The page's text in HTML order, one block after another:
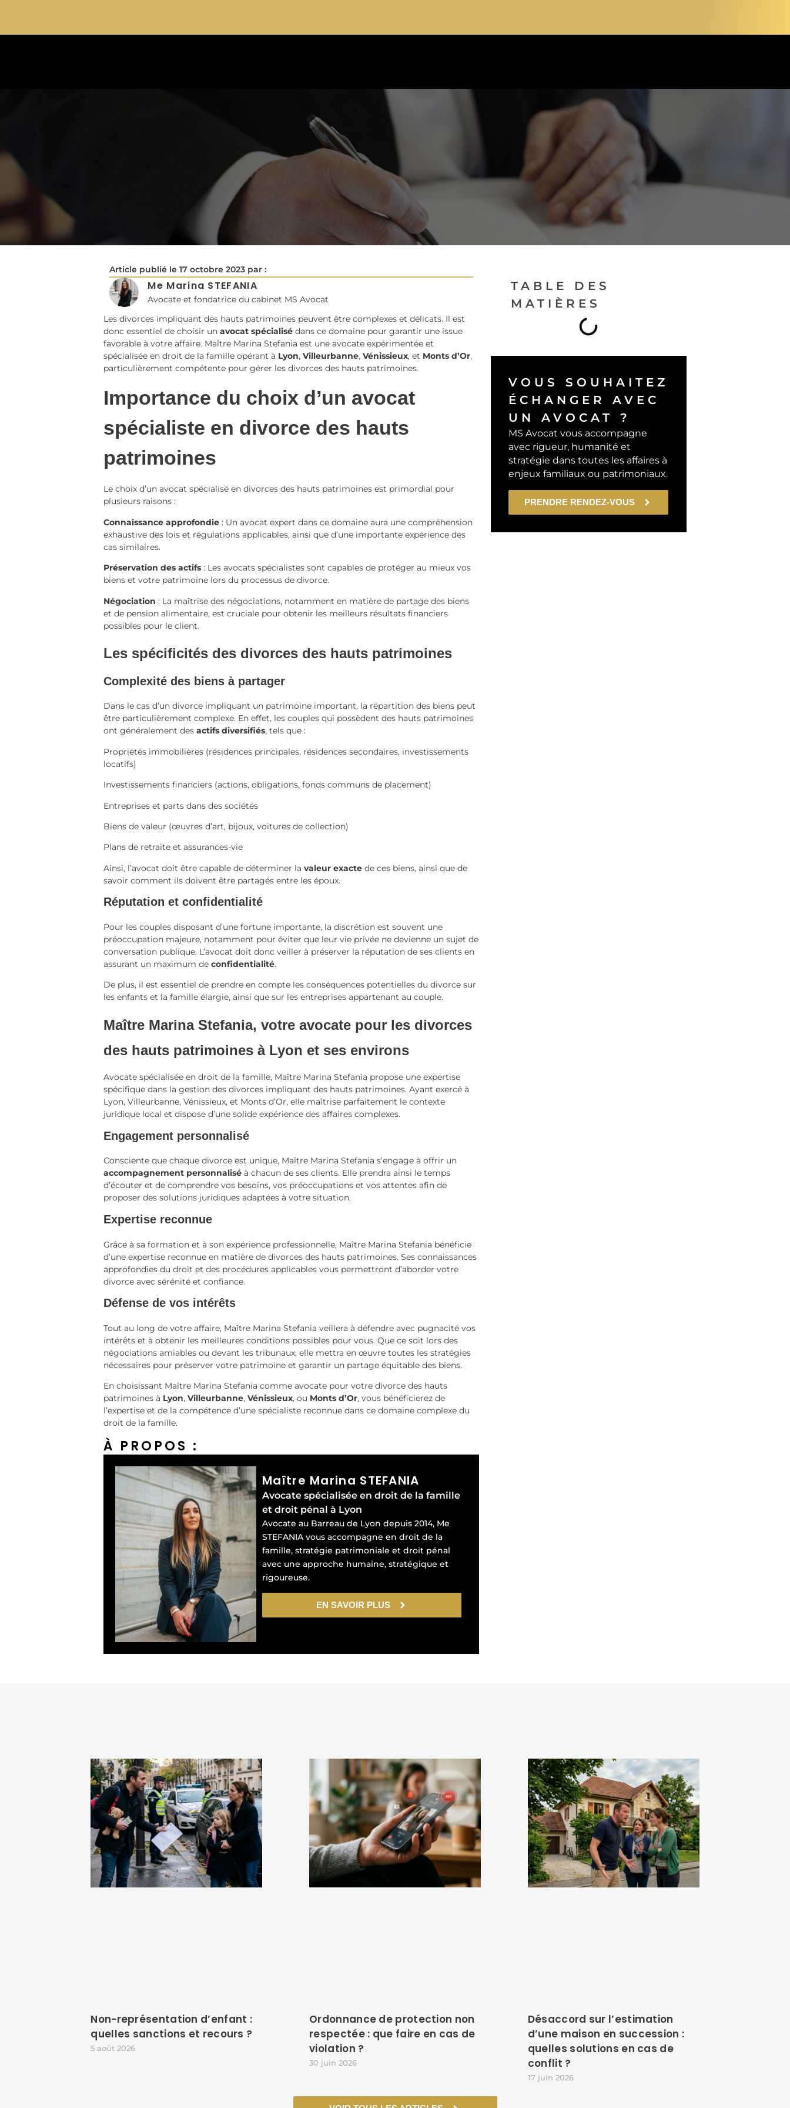
Article publié le 17 octobre 2023 par :
Me Marina STEFANIA
Avocate et fondatrice du cabinet MS Avocat
Les divorces impliquant des hauts patrimoines peuvent être complexes et délicats. Il est
donc essentiel de choisir unavocat spécialisé dans ce domaine pour garantir une issue
favorable à votre affaire. Maître Marina Stefania est une avocate expérimentée et
spécialisée en droit de la famille opérant à Lyon,Villeurbanne,Vénissieux, et Monts d’Or,
particulièrement compétente pour gérer les divorces des hauts patrimoines.
Importance du choix d’un avocat
spécialiste en divorce des hauts
patrimoines
Le choix d’un avocat spécialisé en divorces des hauts patrimoines est primordial pour
plusieurs raisons :
Connaissance approfondie : Un avocat expert dans ce domaine aura une compréhension
exhaustive des lois et régulations applicables, ainsi que d’une importante expérience des
cas similaires.
Préservation des actifs : Les avocats spécialistes sont capables de protéger au mieux vos
biens et votre patrimoine lors du processus de divorce.
Négociation : La maîtrise des négociations, notamment en matière de partage des biens
et de pension alimentaire, est cruciale pour obtenir les meilleurs résultats financiers
possibles pour le client.
Les spécificités des divorces des hauts patrimoines
Complexité des biens à partager
Dans le cas d’un divorce impliquant un patrimoine important, la répartition des biens peut
être particulièrement complexe. En effet, les couples qui possèdent des hauts patrimoines
ont généralement desactifs diversifiés, tels que :
Propriétés immobilières (résidences principales, résidences secondaires, investissements
locatifs)
Investissements financiers (actions, obligations, fonds communs de placement)
Entreprises et parts dans des sociétés
Biens de valeur (œuvres d’art, bijoux, voitures de collection)
Plans de retraite et assurances-vie
Ainsi, l’avocat doit être capable de déterminer lavaleur exacte de ces biens, ainsi que de
savoir comment ils doivent être partagés entre les époux.
Réputation et confidentialité
Pour les couples disposant d’une fortune importante, la discrétion est souvent une
préoccupation majeure, notamment pour éviter que leur vie privée ne devienne un sujet de
conversation publique. L’avocat doit donc veiller à préserver la réputation de ses clients en
assurant un maximum deconfidentialité.
De plus, il est essentiel de prendre en compte les conséquences potentielles du divorce sur
les enfants et la famille élargie, ainsi que sur les entreprises appartenant au couple.
Maître Marina Stefania, votre avocate pour les divorces
des hauts patrimoines à Lyon et ses environs
Avocate spécialisée en droit de la famille, Maître Marina Stefania propose une expertise
spécifique dans la gestion des divorces impliquant des hauts patrimoines. Ayant exercé à
Lyon, Villeurbanne, Vénissieux, et Monts d’Or, elle maîtrise parfaitement le contexte
juridique local et dispose d’une solide expérience des affaires complexes.
Engagement personnalisé
Consciente que chaque divorce est unique, Maître Marina Stefania s’engage à offrir un
accompagnement personnalisé à chacun de ses clients. Elle prendra ainsi le temps
d’écouter et de comprendre vos besoins, vos préoccupations et vos attentes afin de
proposer des solutions juridiques adaptées à votre situation.
Expertise reconnue
Grâce à sa formation et à son expérience professionnelle, Maître Marina Stefania bénéficie
d’une expertise reconnue en matière de divorces des hauts patrimoines. Ses connaissances
approfondies du droit et des procédures applicables vous permettront d’aborder votre
divorce avec sérénité et confiance.
Défense de vos intérêts
Tout au long de votre affaire, Maître Marina Stefania veillera à défendre avec pugnacité vos
intérêts et à obtenir les meilleures conditions possibles pour vous. Que ce soit lors des
négociations amiables ou devant les tribunaux, elle mettra en œuvre toutes les stratégies
nécessaires pour préserver votre patrimoine et garantir un partage équitable des biens.
En choisissant Maître Marina Stefania comme avocate pour votre divorce des hauts
patrimoines à Lyon,Villeurbanne,Vénissieux, ou Monts d’Or, vous bénéficierez de
l’expertise et de la compétence d’une spécialiste reconnue dans ce domaine complexe du
droit de la famille.
À PROPOS :
Maître Marina STEFANIA
Avocate spécialisée en droit de la famille
et droit pénal à Lyon
Avocate au Barreau de Lyon depuis 2014, Me
STEFANIA vous accompagne en droit de la
famille, stratégie patrimoniale et droit pénal
avec une approche humaine, stratégique et
rigoureuse.
EN SAVOIR PLUS
TABLE DES
MATIÈRES
VOUS SOUHAITEZ
ÉCHANGER AVEC
UN AVOCAT ?
MS Avocat vous accompagne
avec rigueur, humanité et
stratégie dans toutes les affaires à
enjeux familiaux ou patrimoniaux.
PRENDRE RENDEZ-VOUS
Non-représentation d’enfant :
quelles sanctions et recours ?
5 août 2026
Ordonnance de protection non
respectée : que faire en cas de
violation ?
30 juin 2026
Désaccord sur l’estimation
d’une maison en succession :
quelles solutions en cas de
conflit ?
17 juin 2026